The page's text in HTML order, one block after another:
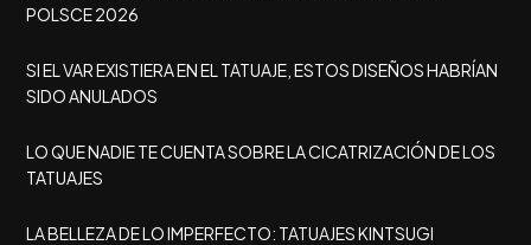
POLSCE 2026
SI EL VAR EXISTIERA EN EL TATUAJE, ESTOS DISEÑOS HABRÍAN
SIDO ANULADOS
LO QUE NADIE TE CUENTA SOBRE LA CICATRIZACIÓN DE LOS
TATUAJES
LA BELLEZA DE LO IMPERFECTO: TATUAJES KINTSUGI